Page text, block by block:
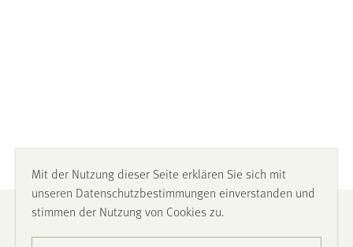
Impressum
Mit der Nutzung dieser Seite erklären Sie sich mit
unseren Datenschutzbestimmungen einverstanden und
stimmen der Nutzung von Cookies zu.